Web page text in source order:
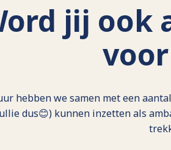
jij ook
voor
hebben we samen met een
dus😊) kunnen inzetten als